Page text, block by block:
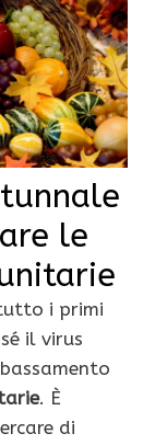
le
i primi
il virus
. È
di